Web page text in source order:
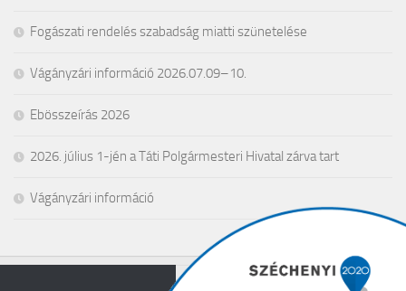
Fogászati rendelés szabadság miatti szünetelése
Vágányzári információ 2026.07.09–10.
Ebösszeírás 2026
2026. július 1-jén a Táti Polgármesteri Hivatal zárva tart
Vágányzári információ